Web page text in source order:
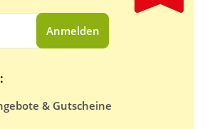
Anmelden
& Gutscheine